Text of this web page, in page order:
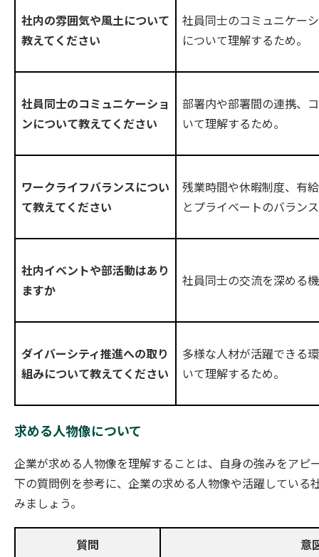
社内の雰囲気や風土について
教えてください
社員同士のコミュニケー
について理解するため。
社員同士のコミュニケーショ
ンについて教えてください
部署内や部署間の連携、
いて理解するため。
ワークライフバランスについ
て教えてください
残業時間や休暇制度、有
とプライベートのバラン
社内イベントや部活動はあり
ますか
社員同士の交流を深める
ダイバーシティ推進への取り
組みについて教えてください
多様な人材が活躍できる
いて理解するため。
求める人物像について
企業が求める人物像を理解することは、自身の強みをアピ
下の質問例を参考に、企業の求める人物像や活躍している
みましょう。
質問 意